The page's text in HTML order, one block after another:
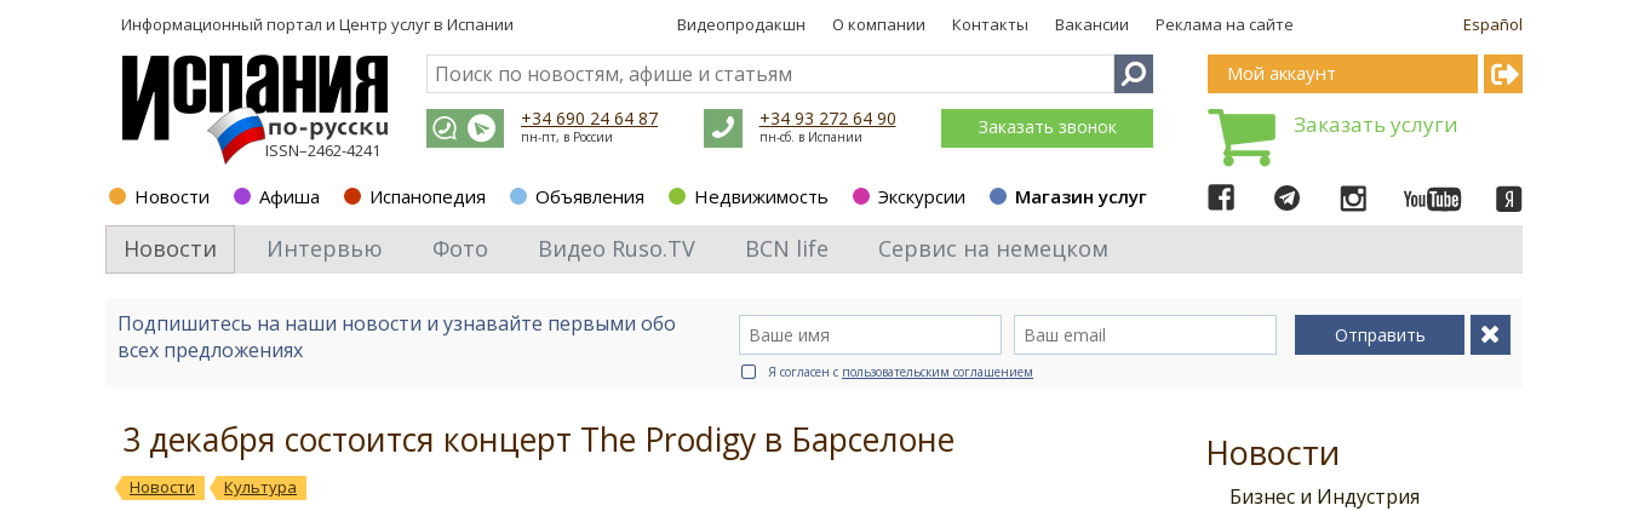
Информационный портал и Центр услуг в Испании Español
Видеопродакшн О компании Контакты Вакансии Реклама на сайте
ISSN–2462-4241
+34 690 24 64 87
пн-пт, в России
+34 93 272 64 90
пн-сб. в Испании Заказать звонок
Новости Афиша Испанопедия Объявления Недвижимость Экскурсии Магазин услуг
Мой аккаунт
Заказать услуги
Новости Интервью Фото Видео Ruso.TV BCN life Сервис на немецком
Подпишитесь на наши новости и узнавайте первыми обо
всех предложениях
Отправить
Я согласен с пользовательским соглашением
Новости
Бизнес и Индустрия
3 декабря состоится концерт The Prodigy в Барселоне
Новости Культура